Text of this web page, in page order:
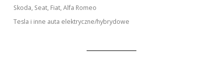
Skoda, Seat, Fiat, Alfa Romeo
Tesla i inne auta elektryczne/hybrydowe